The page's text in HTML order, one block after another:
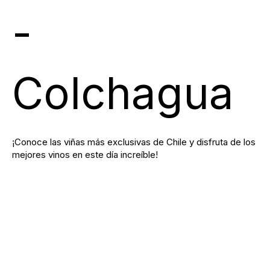
-
Colchagua
¡Conoce las viñas más exclusivas de Chile y disfruta de los
mejores vinos en este día increíble!